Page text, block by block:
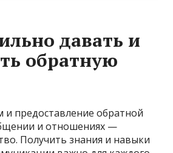
давать и
обратную
предоставление обратной
и отношениях —
Получить знания и навыки